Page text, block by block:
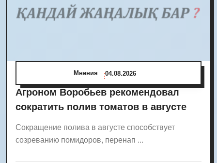
Мнения 04.08.2026
Агроном Воробьев рекомендовал
сократить полив томатов в августе
Сокращение полива в августе способствует
созреванию помидоров, перенап ...